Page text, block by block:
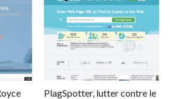
PlagSpotter, lutter contre le